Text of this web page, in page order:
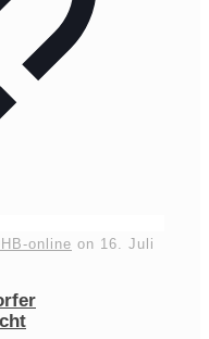
online on 16. Juli